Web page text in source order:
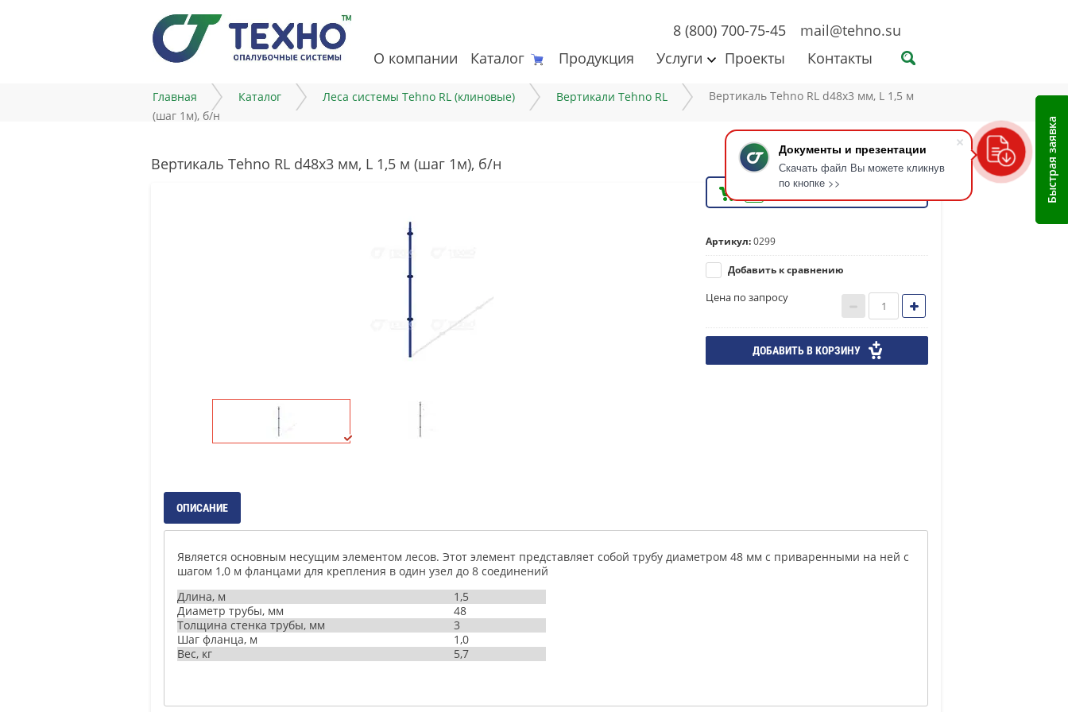
mail@tehno.su
8 (800) 700-75-45
О компании
Каталог Продукция Услуги Проекты Контакты
Главная Каталог Леса системы Tehno RL (клиновые) Вертикали Tehno RL
Вертикаль Tehno RL d48x3 мм, L 1,5 м
(шаг 1м), б/н
Вертикаль Tehno RL d48x3 мм, L 1,5 м (шаг 1м), б/н
Артикул:0299
Добавить к сравнению
Цена по запросу
ДОБАВИТЬ В КОРЗИНУ
ОПИСАНИЕ
Является основным несущим элементом лесов. Этот элемент представляет собой трубу диаметром 48 мм с приваренными на ней с
шагом 1,0 м фланцами для крепления в один узел до 8 соединений
Длина, м
1,5
Диаметр трубы, мм
48
Толщина стенка трубы, мм
3
Шаг фланца, м
1,0
Вес, кг
5,7
Документы и презентации
Скачать файл Вы можете кликнув
по кнопке >>
Быстрая заявка